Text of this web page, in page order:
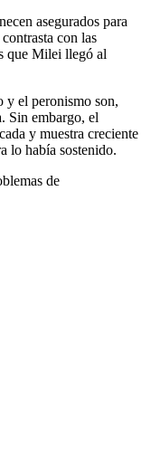
asegurados para
con las
que Milei llegó al
y el peronismo son,
Sin embargo, el
y muestra creciente
lo había sostenido.
de